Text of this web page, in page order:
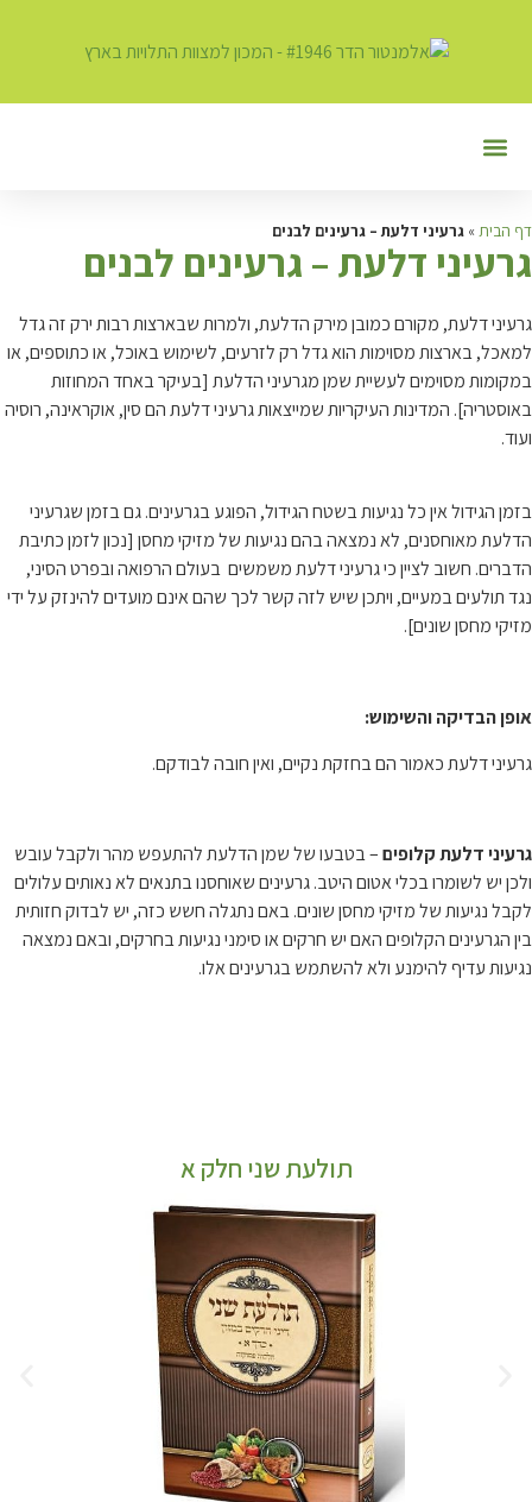
דף הבית » גרעיני דלעת – גרעינים לבנים
גרעיני דלעת – גרעינים לבנים
גרעיני דלעת, מקורם כמובן מירק הדלעת, ולמרות שבארצות רבות ירק זה גדל
למאכל, בארצות מסוימות הוא גדל רק לזרעים, לשימוש באוכל, או כתוספים, או
במקומות מסוימים לעשיית שמן מגרעיני הדלעת [בעיקר באחד המחוזות
באוסטריה]. המדינות העיקריות שמייצאות גרעיני דלעת הם סין, אוקראינה, רוסיה
ועוד.
בזמן הגידול אין כל נגיעות בשטח הגידול, הפוגע בגרעינים. גם בזמן שגרעיני
הדלעת מאוחסנים, לא נמצאה בהם נגיעות של מזיקי מחסן [נכון לזמן כתיבת
הדברים. חשוב לציין כי גרעיני דלעת משמשים בעולם הרפואה ובפרט הסיני,
נגד תולעים במעיים, ויתכן שיש לזה קשר לכך שהם אינם מועדים להינזק על ידי
מזיקי מחסן שונים].
אופן הבדיקה והשימוש:
גרעיני דלעת כאמור הם בחזקת נקיים, ואין חובה לבודקם.
גרעיני דלעת קלופים– בטבעו של שמן הדלעת להתעפש מהר ולקבל עובש
ולכן יש לשומרו בכלי אטום היטב. גרעינים שאוחסנו בתנאים לא נאותים עלולים
לקבל נגיעות של מזיקי מחסן שונים. באם נתגלה חשש כזה, יש לבדוק חזותית
בין הגרעינים הקלופים האם יש חרקים או סימני נגיעות בחרקים, ובאם נמצאה
נגיעות עדיף להימנע ולא להשתמש בגרעינים אלו.
תולעת שני חלק א